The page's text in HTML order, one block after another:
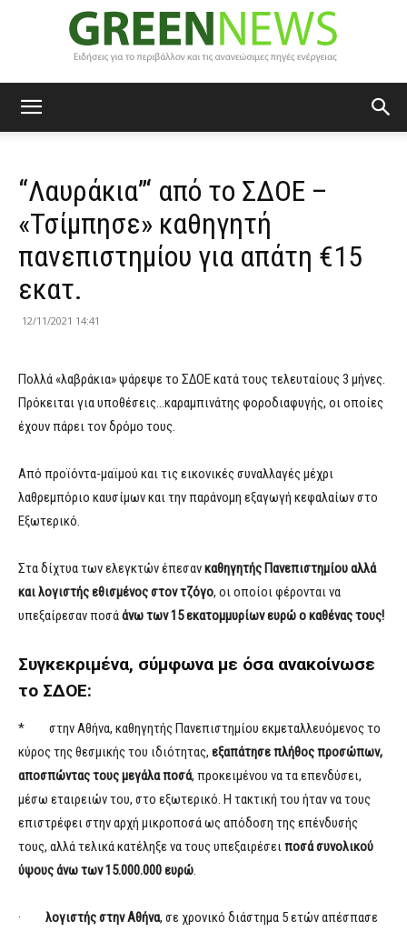
News
“Λαυράκια”‘ από το ΣΔΟΕ –
«Τσίμπησε» καθηγητή
πανεπιστημίου για απάτη €15
εκατ.
12/11/2021 14:41
Πολλά «λαβράκια» ψάρεψε το ΣΔΟΕ κατά τους τελευταίους 3 μήνες.
Πρόκειται για υποθέσεις…καραμπινάτης φοροδιαφυγής, οι οποίες
έχουν πάρει τον δρόμο τους.
Από προϊόντα-μαϊμού και τις εικονικές συναλλαγές μέχρι
λαθρεμπόριο καυσίμων και την παράνομη εξαγωγή κεφαλαίων στο
Εξωτερικό.
Στα δίχτυα των ελεγκτών έπεσανκαθηγητής Πανεπιστημίου αλλά
και λογιστής εθισμένος στον τζόγο, οι οποίοι φέρονται να
υπεξαίρεσαν ποσάάνω των 15 εκατομμυρίων ευρώ ο καθένας τους!
Συγκεκριμένα, σύμφωνα με όσα ανακοίνωσε
το ΣΔΟΕ:
* στην Αθήνα, καθηγητής Πανεπιστημίου εκμεταλλευόμενος το
κύρος της θεσμικής του ιδιότητας, εξαπάτησε πλήθος προσώπων,
αποσπώντας τους μεγάλα ποσά, προκειμένου να τα επενδύσει,
μέσω εταιρειών του, στο εξωτερικό. Η τακτική του ήταν να τους
επιστρέφει στην αρχή μικροποσά ως απόδοση της επένδυσής
τους, αλλά τελικά κατέληξε να τους υπεξαιρέσειποσά συνολικού
ύψους άνω των 15.000.000 ευρώ.
· λογιστής στην Αθήνα, σε χρονικό διάστημα 5 ετών απέσπασε